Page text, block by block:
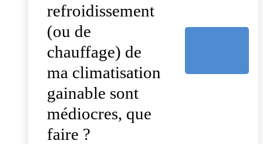
refroidissement
(ou de
chauffage) de
ma climatisation
gainable sont
médiocres, que
faire ?